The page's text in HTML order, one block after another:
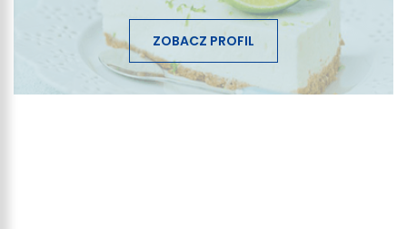
ZOBACZ PROFIL